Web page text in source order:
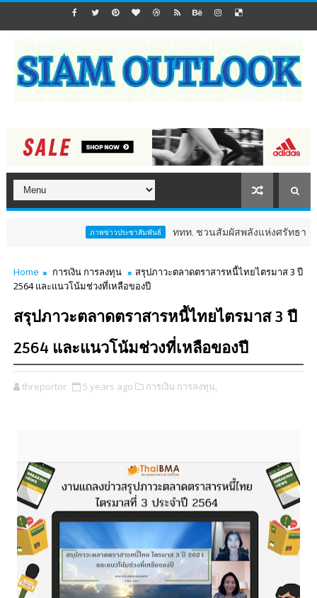
ภาพข่าวประชาสัมพันธ์ ททท. ชวนสัมผัสพลังแห่งศรัทธา ร่วมงาน
Home การเงิน การลงทุน
สรุปภาวะตลาดตราสารหนี้ไทยไตรมาส 3 ปี
2564 และแนวโน้มช่วงที่เหลือของปี
สรุปภาวะตลาดตราสารหนี้ไทยไตรมาส 3 ปี
2564 และแนวโน้มช่วงที่เหลือของปี
threportor 5 years ago การเงิน การลงทุน,